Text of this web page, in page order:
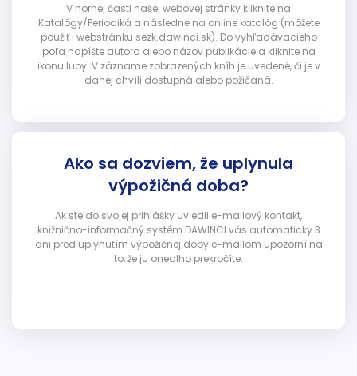
V hornej časti našej webovej stránky kliknite na
Katalógy/Periodiká a následne na online katalóg (môžete
použiť i webstránku sezk.dawinci.sk). Do vyhľadávacieho
poľa napíšte autora alebo názov publikácie a kliknite na
ikonu lupy. V zázname zobrazených kníh je uvedené, či je v
danej chvíli dostupná alebo požičaná.
Ako sa dozviem, že uplynula
výpožičná doba?
Ak ste do svojej prihlášky uviedli e-mailový kontakt,
knižnično-informačný systém DAWINCI vás automaticky 3
dni pred uplynutím výpožičnej doby e-mailom upozorní na
to, že ju onedlho prekročíte.